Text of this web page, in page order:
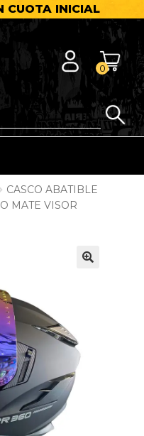
CUOTA INICIAL
0
CASCO ABATIBLE
MATE VISOR